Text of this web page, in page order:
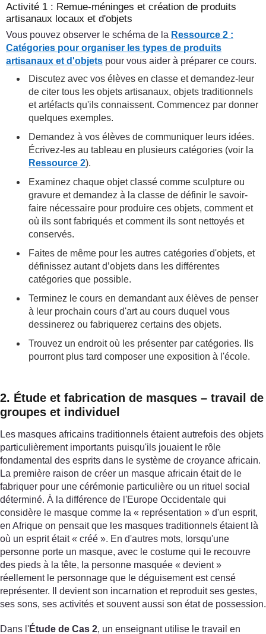
Activité 1 : Remue-méninges et création de produits
artisanaux locaux et d'objets
Vous pouvez observer le schéma de la Ressource 2 :
Catégories pour organiser les types de produits
artisanaux et d'objets pour vous aider à préparer ce cours.
Discutez avec vos élèves en classe et demandez-leur
de citer tous les objets artisanaux, objets traditionnels
et artéfacts qu'ils connaissent. Commencez par donner
quelques exemples.
Demandez à vos élèves de communiquer leurs idées.
Écrivez-les au tableau en plusieurs catégories (voir la
Ressource 2).
Examinez chaque objet classé comme sculpture ou
gravure et demandez à la classe de définir le savoir-
faire nécessaire pour produire ces objets, comment et
où ils sont fabriqués et comment ils sont nettoyés et
conservés.
Faites de même pour les autres catégories d'objets, et
définissez autant d’objets dans les différentes
catégories que possible.
Terminez le cours en demandant aux élèves de penser
à leur prochain cours d'art au cours duquel vous
dessinerez ou fabriquerez certains des objets.
Trouvez un endroit où les présenter par catégories. Ils
pourront plus tard composer une exposition à l'école.
2. Étude et fabrication de masques – travail de
groupes et individuel
Les masques africains traditionnels étaient autrefois des objets
particulièrement importants puisqu'ils jouaient le rôle
fondamental des esprits dans le système de croyance africain.
La première raison de créer un masque africain était de le
fabriquer pour une cérémonie particulière ou un rituel social
déterminé. À la différence de l'Europe Occidentale qui
considère le masque comme la « représentation » d'un esprit,
en Afrique on pensait que les masques traditionnels étaient là
où un esprit était « créé ». En d'autres mots, lorsqu'une
personne porte un masque, avec le costume qui le recouvre
des pieds à la tête, la personne masquée « devient »
réellement le personnage que le déguisement est censé
représenter. Il devient son incarnation et reproduit ses gestes,
ses sons, ses activités et souvent aussi son état de possession.
Dans l'Étude de Cas 2, un enseignant utilise le travail en